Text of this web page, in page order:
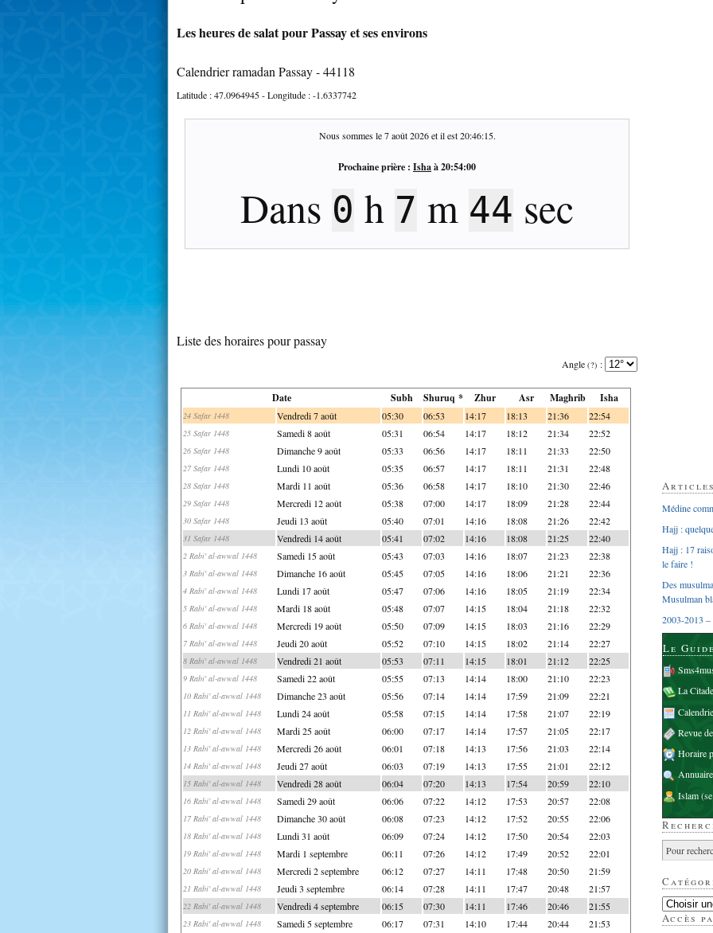
Les heures de salat pour Passay et ses environs
Calendrier ramadan Passay - 44118
Latitude :47.0964945- Longitude :-1.6337742
Nous sommes le7 août 2026et il est20:46:16.
Prochaine prière : Ishaà20:54:00
Dans 0 h 7 m 43 sec
Liste des horaires pour passay
Angle (?) :
Date Subh Shuruq * Zhur Asr Maghrib Isha
24 Safar 1448 Vendredi 7 août 05:30 06:53 14:17 18:13 21:36 22:54
25 Safar 1448 Samedi 8 août 05:31 06:54 14:17 18:12 21:34 22:52
26 Safar 1448 Dimanche 9 août 05:33 06:56 14:17 18:11 21:33 22:50
27 Safar 1448 Lundi 10 août 05:35 06:57 14:17 18:11 21:31 22:48
28 Safar 1448 Mardi 11 août 05:36 06:58 14:17 18:10 21:30 22:46
29 Safar 1448 Mercredi 12 août 05:38 07:00 14:17 18:09 21:28 22:44
30 Safar 1448 Jeudi 13 août 05:40 07:01 14:16 18:08 21:26 22:42
31 Safar 1448 Vendredi 14 août 05:41 07:02 14:16 18:08 21:25 22:40
2 Rabi' al-awwal 1448 Samedi 15 août 05:43 07:03 14:16 18:07 21:23 22:38
3 Rabi' al-awwal 1448 Dimanche 16 août 05:45 07:05 14:16 18:06 21:21 22:36
4 Rabi' al-awwal 1448 Lundi 17 août 05:47 07:06 14:16 18:05 21:19 22:34
5 Rabi' al-awwal 1448 Mardi 18 août 05:48 07:07 14:15 18:04 21:18 22:32
6 Rabi' al-awwal 1448 Mercredi 19 août 05:50 07:09 14:15 18:03 21:16 22:29
7 Rabi' al-awwal 1448 Jeudi 20 août 05:52 07:10 14:15 18:02 21:14 22:27
8 Rabi' al-awwal 1448 Vendredi 21 août 05:53 07:11 14:15 18:01 21:12 22:25
9 Rabi' al-awwal 1448 Samedi 22 août 05:55 07:13 14:14 18:00 21:10 22:23
10 Rabi' al-awwal 1448 Dimanche 23 août 05:56 07:14 14:14 17:59 21:09 22:21
11 Rabi' al-awwal 1448 Lundi 24 août 05:58 07:15 14:14 17:58 21:07 22:19
12 Rabi' al-awwal 1448 Mardi 25 août 06:00 07:17 14:14 17:57 21:05 22:17
13 Rabi' al-awwal 1448 Mercredi 26 août 06:01 07:18 14:13 17:56 21:03 22:14
14 Rabi' al-awwal 1448 Jeudi 27 août 06:03 07:19 14:13 17:55 21:01 22:12
15 Rabi' al-awwal 1448 Vendredi 28 août 06:04 07:20 14:13 17:54 20:59 22:10
16 Rabi' al-awwal 1448 Samedi 29 août 06:06 07:22 14:12 17:53 20:57 22:08
17 Rabi' al-awwal 1448 Dimanche 30 août 06:08 07:23 14:12 17:52 20:55 22:06
18 Rabi' al-awwal 1448 Lundi 31 août 06:09 07:24 14:12 17:50 20:54 22:03
19 Rabi' al-awwal 1448 Mardi 1 septembre 06:11 07:26 14:12 17:49 20:52 22:01
20 Rabi' al-awwal 1448 Mercredi 2 septembre 06:12 07:27 14:11 17:48 20:50 21:59
21 Rabi' al-awwal 1448 Jeudi 3 septembre 06:14 07:28 14:11 17:47 20:48 21:57
22 Rabi' al-awwal 1448 Vendredi 4 septembre 06:15 07:30 14:11 17:46 20:46 21:55
23 Rabi' al-awwal 1448 Samedi 5 septembre 06:17 07:31 14:10 17:44 20:44 21:53
Médine
Hajj :
Hajj : 17
le faire !
Des
Musulman
2003-2013 –
Le
La
Revue
Horaire
Islam
Accès